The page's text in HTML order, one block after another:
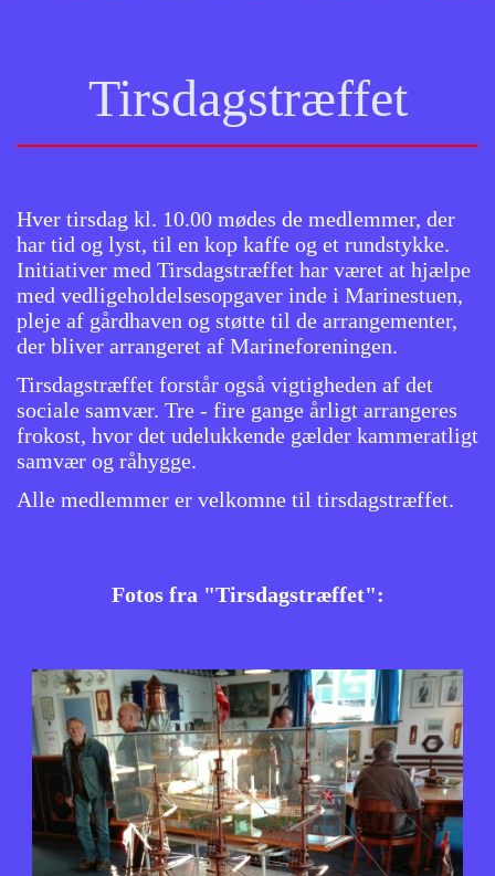
Tirsdagstræffet
Hver tirsdag kl. 10.00 mødes de medlemmer, der
har tid og lyst, til en kop kaffe og et rundstykke.
Initiativer med Tirsdagstræffet har været at hjælpe
med vedligeholdelsesopgaver inde i Marinestuen,
pleje af gårdhaven og støtte til de arrangementer,
der bliver arrangeret af Marineforeningen.
Tirsdagstræffet forstår også vigtigheden af det
sociale samvær. Tre - fire gange årligt arrangeres
frokost, hvor det udelukkende gælder kammeratligt
samvær og råhygge.
Alle medlemmer er velkomne til tirsdagstræffet.
Fotos fra "Tirsdagstræffet":